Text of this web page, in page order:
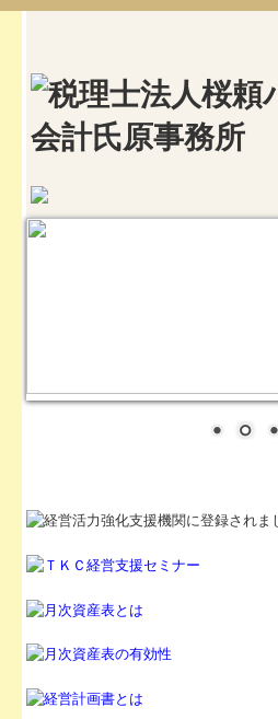
HOME
顧問プラン
FX4クラウド
補助金・助成金・融資情報
関与先向け融資商品ご紹介
経営者お役立ち情報
社長メニューASP版